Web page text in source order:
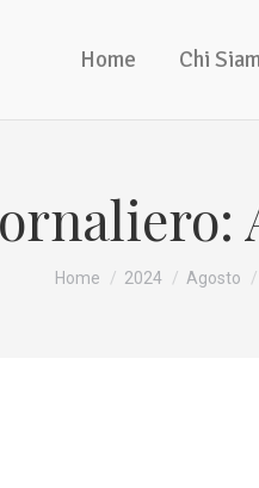
Home Chi
Tu sei qui:
Home 2024 Agosto